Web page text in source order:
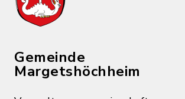
Gemeinde
Margetshöchheim